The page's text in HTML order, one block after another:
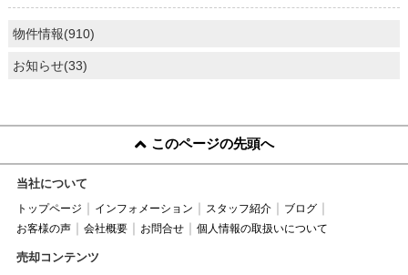
物件情報(910)
お知らせ(33)
このページの先頭へ
当社について
トップページ インフォメーション スタッフ紹介
ブログ
お客様の声
会社概要 お問合せ 個人情報の取扱いについて
売却コンテンツ